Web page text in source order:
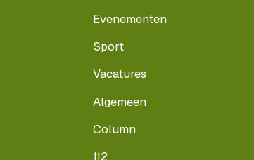
Evenementen
Sport
Vacatures
Algemeen
Column
112